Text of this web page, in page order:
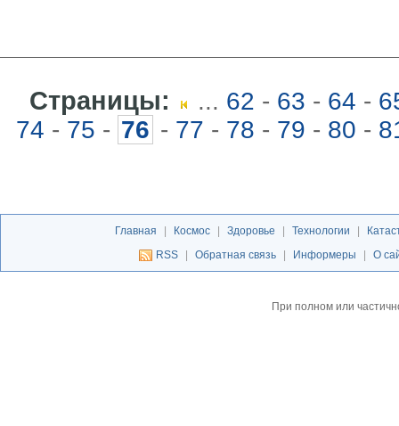
Страницы: ... 62 - 63 - 64 -
74 - 75 - 76 - 77 - 78 - 79 - 80 -
Главная Космос Здоровье Технологии
RSS
Обратная связь Информеры О
При полном или